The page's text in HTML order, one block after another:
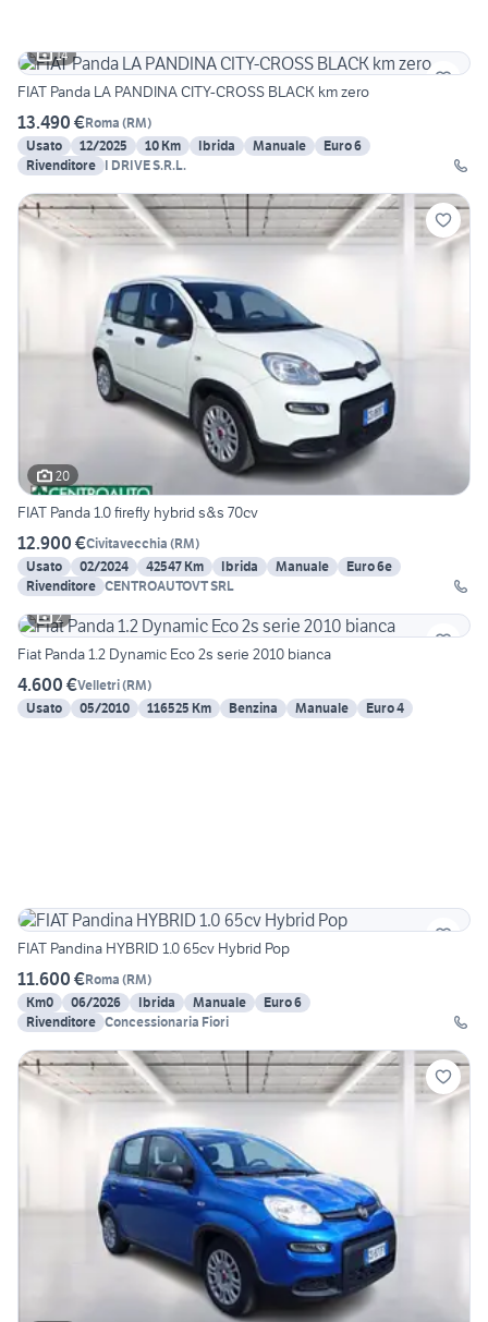
14
FIAT Panda LA PANDINA CITY-CROSS BLACK km zero
13.490 €Roma (RM)
Usato
12/2025 10 Km Ibrida Manuale
Euro 6
Rivenditore I DRIVE S.R.L.
20
FIAT Panda 1.0 firefly hybrid s&s 70cv
12.900 €Civitavecchia (RM)
Usato
02/2024 42547 Km Ibrida Manuale
Euro 6e
Rivenditore CENTROAUTOVT SRL
2
Fiat Panda 1.2 Dynamic Eco 2s serie 2010 bianca
4.600 €Velletri(RM)
Usato
05/2010 116525 Km Benzina Manuale Euro 4
FIAT Pandina HYBRID 1.0 65cv Hybrid Pop
11.600 €Roma (RM)
Km0
06/2026 Ibrida Manuale
Euro 6
Rivenditore Concessionaria Fiori